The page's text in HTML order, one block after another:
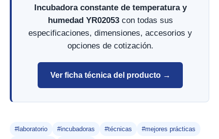
Incubadora constante de temperatura y
humedad YR02053con todas sus
especificaciones, dimensiones, accesorios y
opciones de cotización.
Ver ficha técnica del producto →
#laboratorio #incubadoras #técnicas
#mejores prácticas